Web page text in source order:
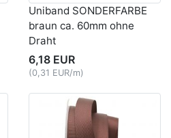
Uniband SONDERFARBE
braun ca. 60mm ohne
Draht
6,18 EUR
(0,31 EUR/m)